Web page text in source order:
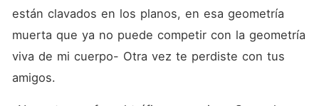
están clavados en los planos, en esa geometría
muerta que ya no puede competir con la geometría
viva de mi cuerpo- Otra vez te perdiste con tus
amigos.